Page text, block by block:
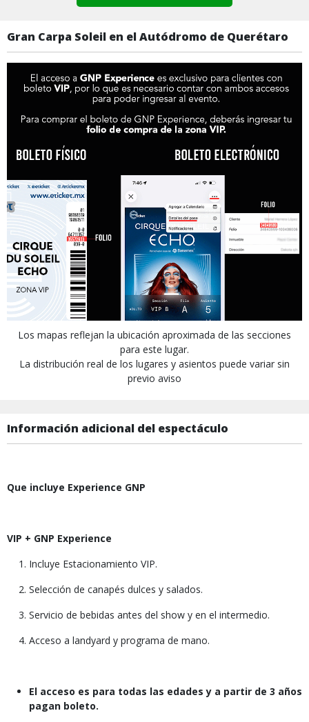
Gran Carpa Soleil en el Autódromo de Querétaro
Los mapas reflejan la ubicación aproximada de las secciones
para este lugar.
La distribución real de los lugares y asientos puede variar sin
previo aviso
Información adicional del espectáculo
Que incluye Experience GNP
VIP + GNP Experience
Incluye Estacionamiento VIP.
Selección de canapés dulces y salados.
Servicio de bebidas antes del show y en el intermedio.
Acceso a landyard y programa de mano.
El acceso es para todas las edades y a partir de 3 años
pagan boleto.